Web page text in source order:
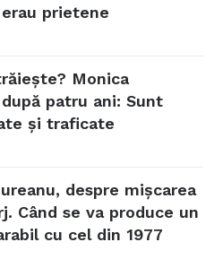
prietene
Monica
patru ani: Sunt
și traficate
despre mișcarea
Când se va produce un
cu cel din 1977